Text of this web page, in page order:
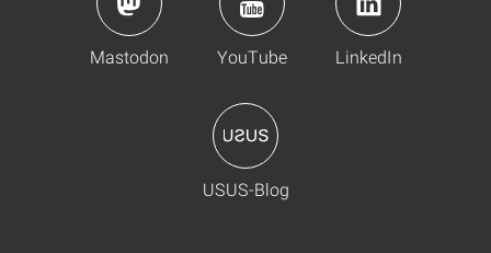
Mastodon YouTube LinkedIn
USUS-Blog